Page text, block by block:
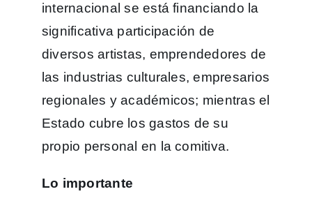
internacional se está financiando la
significativa participación de
diversos artistas, emprendedores de
las industrias culturales, empresarios
regionales y académicos; mientras el
Estado cubre los gastos de su
propio personal en la comitiva.
Lo importante